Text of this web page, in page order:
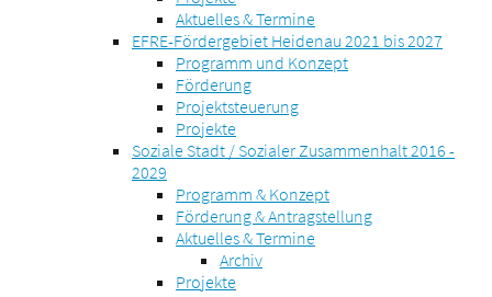
Aktuelles & Termine
EFRE-Fördergebiet Heidenau 2021 bis 2027
Programm und Konzept
Förderung
Projektsteuerung
Projekte
Soziale Stadt / Sozialer Zusammenhalt 2016 -
2029
Programm & Konzept
Förderung & Antragstellung
Aktuelles & Termine
Archiv
Projekte